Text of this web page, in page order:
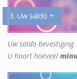
3. Uw saldo +
Uw saldo bevestiging.
U hoort hoeveel